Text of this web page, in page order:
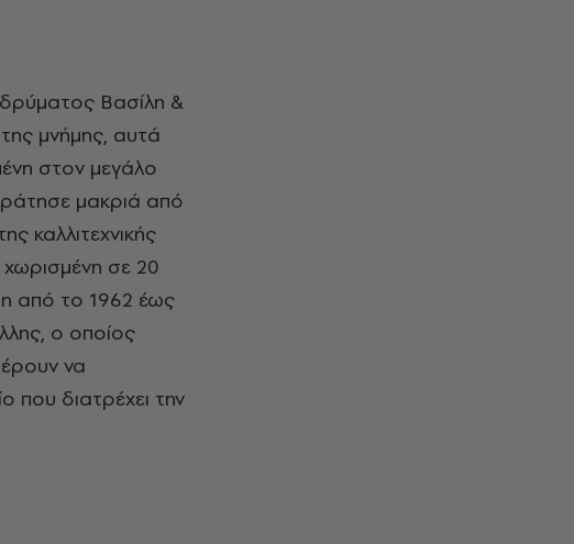
μνήμης, αυτά
στον μεγάλο
μακριά από
καλλιτεχνικής
σε 20
από το 1962 έως
ο οποίος
να
που διατρέχει την